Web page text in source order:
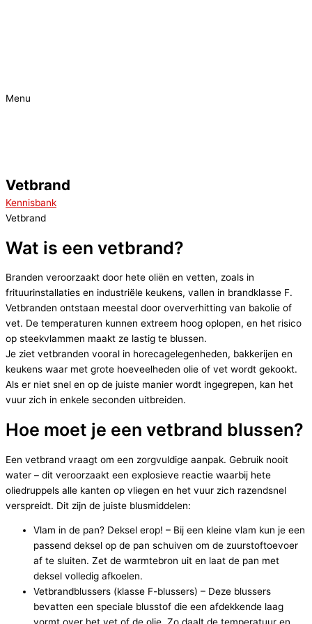
Menu
Vetbrand
Kennisbank
Vetbrand
Wat is een vetbrand?
Branden veroorzaakt door hete oliën en vetten, zoals in
frituurinstallaties en industriële keukens, vallen in brandklasse F.
Vetbranden ontstaan meestal door oververhitting van bakolie of
vet. De temperaturen kunnen extreem hoog oplopen, en het risico
op steekvlammen maakt ze lastig te blussen.
Je ziet vetbranden vooral in horecagelegenheden, bakkerijen en
keukens waar met grote hoeveelheden olie of vet wordt gekookt.
Als er niet snel en op de juiste manier wordt ingegrepen, kan het
vuur zich in enkele seconden uitbreiden.
Hoe moet je een vetbrand blussen?
Een vetbrand vraagt om een zorgvuldige aanpak. Gebruik nooit
water – dit veroorzaakt een explosieve reactie waarbij hete
oliedruppels alle kanten op vliegen en het vuur zich razendsnel
verspreidt. Dit zijn de juiste blusmiddelen:
Vlam in de pan? Deksel erop! – Bij een kleine vlam kun je een
passend deksel op de pan schuiven om de zuurstoftoevoer
af te sluiten. Zet de warmtebron uit en laat de pan met
deksel volledig afkoelen.
Vetbrandblussers (klasse F-blussers) – Deze blussers
bevatten een speciale blusstof die een afdekkende laag